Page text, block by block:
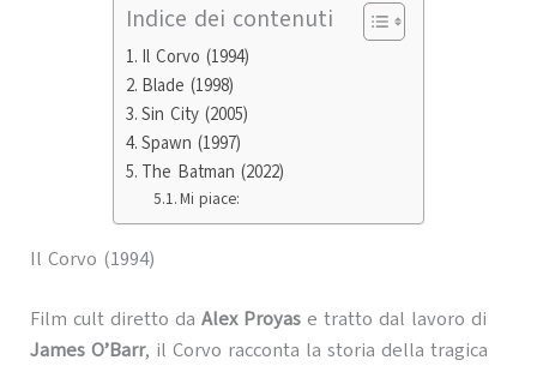
Indice dei contenuti
Il Corvo (1994)
Blade (1998)
Sin City (2005)
Spawn (1997)
The Batman (2022)
Mi piace:
Il Corvo (1994)
Film cult diretto da Alex Proyase tratto dal lavoro di
James O’Barr, il Corvo racconta la storia della tragica